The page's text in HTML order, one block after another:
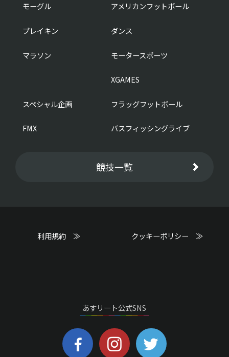
モーグル アメリカンフットボール
ブレイキン ダンス
マラソン モータースポーツ
XGAMES
スペシャル企画 フラッグフットボール
FMX バスフィッシングライブ
競技一覧
利用規約 ≫ クッキーポリシー ≫
あすリート公式SNS